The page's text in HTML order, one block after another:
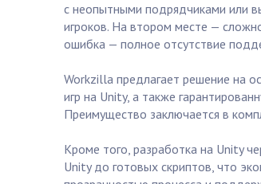
с неопытными подрядчиками или
игроков. На втором месте —
ошибка — полное отсутствие
Workzilla предлагает решение на
игр на Unity, а также
Преимущество заключается в
Кроме того, разработка на Unity
Unity до готовых скриптов, что